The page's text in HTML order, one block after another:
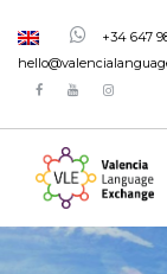
+34 647